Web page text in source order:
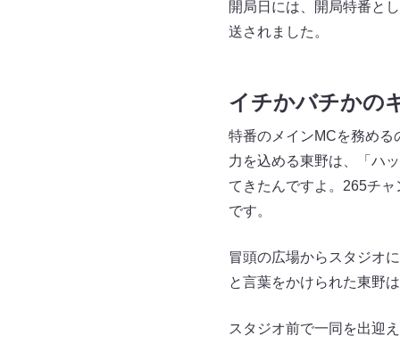
開局日には、開局特番と
送されました。
イチかバチかの
特番のメインMCを務める
力を込める東野は、「ハ
てきたんですよ。265チ
です。
冒頭の広場からスタジオ
と言葉をかけられた東野
スタジオ前で一同を出迎